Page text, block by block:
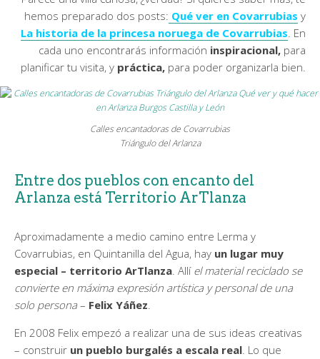
hemos preparado dos posts: Qué ver en Covarrubias y
La historia de la princesa noruega de Covarrubias. En
cada uno encontrarás información inspiracional, para
planificar tu visita, y práctica, para poder organizarla bien.
Calles encantadoras de Covarrubias
Triángulo del Arlanza
Entre dos pueblos con encanto del
Arlanza está Territorio ArTlanza
Aproximadamente a medio camino entre Lerma y
Covarrubias, en Quintanilla del Agua, hay un lugar muy
especial – territorio ArTlanza. Allí el material reciclado se
convierte en máxima expresión artística y personal de una
solo persona– Felix Yáñez.
En 2008 Felix empezó a realizar una de sus ideas creativas
– construir un pueblo burgalés a escala real. Lo que